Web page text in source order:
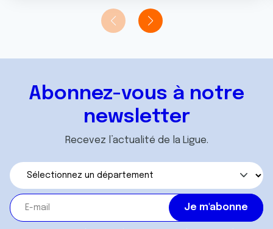
Abonnez-vous à notre
newsletter
Recevez l’actualité de la Ligue.